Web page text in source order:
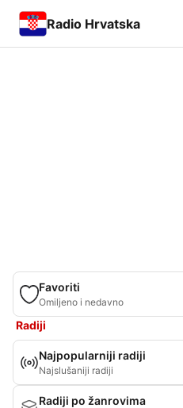
Radio Hrvatska
Favoriti
Omiljeno i nedavno
Radiji
Najpopularniji radiji
Najslušaniji radiji
Radiji po žanrovima